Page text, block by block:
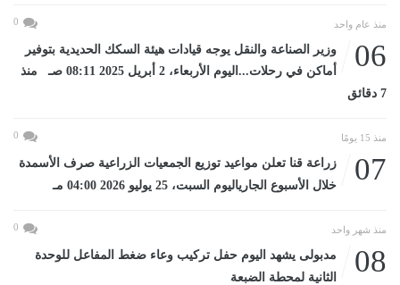
منذ عام واحد 0
06
وزير الصناعة والنقل يوجه قيادات هيئة السكك الحديدية بتوفير
أماكن في رحلات...اليوم الأربعاء، 2 أبريل 2025 08:11 صـ منذ
7 دقائق
منذ 15 يومًا 0
07
زراعة قنا تعلن مواعيد توزيع الجمعيات الزراعية صرف الأسمدة
خلال الأسبوع الجارياليوم السبت، 25 يوليو 2026 04:00 مـ
منذ شهر واحد 0
08
مدبولى يشهد اليوم حفل تركيب وعاء ضغط المفاعل للوحدة
الثانية لمحطة الضبعة